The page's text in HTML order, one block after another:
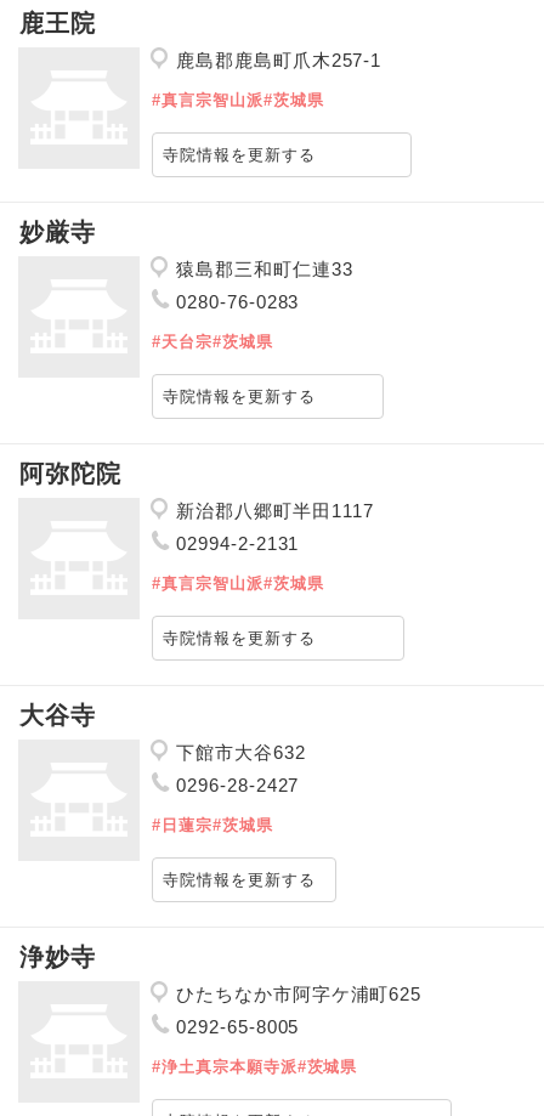
鹿王院
鹿島郡鹿島町爪木257-1
#真言宗智山派#茨城県
寺院情報を更新する
妙厳寺
猿島郡三和町仁連33
0280-76-0283
#天台宗#茨城県
寺院情報を更新する
阿弥陀院
新治郡八郷町半田1117
02994-2-2131
#真言宗智山派#茨城県
寺院情報を更新する
大谷寺
下館市大谷632
0296-28-2427
#日蓮宗#茨城県
寺院情報を更新する
浄妙寺
ひたちなか市阿字ケ浦町625
0292-65-8005
#浄土真宗本願寺派#茨城県